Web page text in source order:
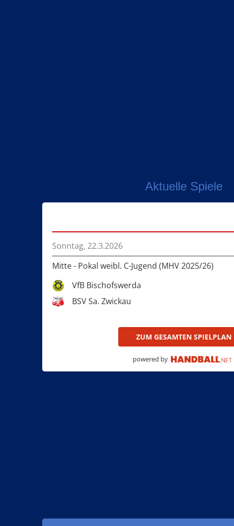
Aktuelle Spiele
Sonntag, 22.3.2026
Mitte - Pokal weibl. C-Jugend (MHV 2025/26)
VfB Bischofswerda
BSV Sa. Zwickau
ZUM GESAMTEN SPIELPLAN
powered by